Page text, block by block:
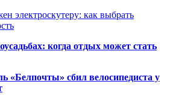
электроскутеру: как выбрать
когда отдых может стать
«Белпочты» сбил велосипедиста у